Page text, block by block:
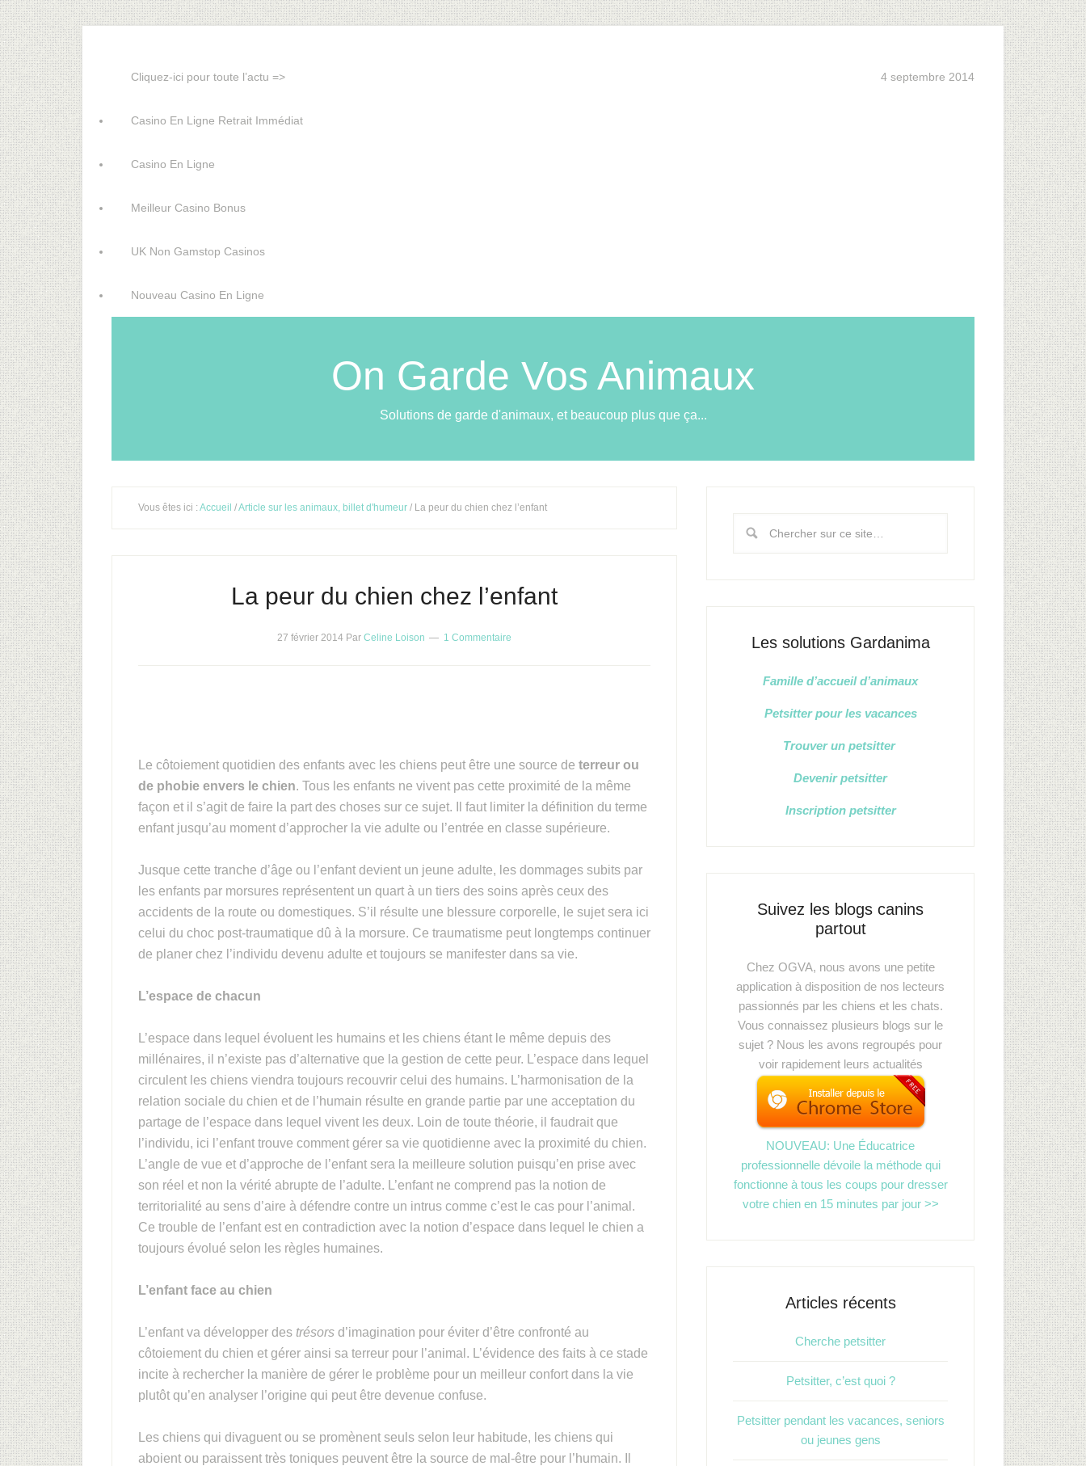
Cliquez-ici pour toute l’actu => 4 septembre 2014
Casino En Ligne Retrait Immédiat
Casino En Ligne
Meilleur Casino Bonus
UK Non Gamstop Casinos
Nouveau Casino En Ligne
On Garde Vos Animaux
Solutions de garde d'animaux, et beaucoup plus que ça...
Vous êtes ici : Accueil /Article sur les animaux, billet d'humeur / La peur du chien chez l’enfant
La peur du chien chez l’enfant
27 février 2014 Par Celine Loison 1 Commentaire
Le côtoiement quotidien des enfants avec les chiens peut être une source de terreur ou
de phobie envers le chien. Tous les enfants ne vivent pas cette proximité de la même
façon et il s’agit de faire la part des choses sur ce sujet. Il faut limiter la définition du terme
enfant jusqu’au moment d’approcher la vie adulte ou l’entrée en classe supérieure.
Jusque cette tranche d’âge ou l’enfant devient un jeune adulte, les dommages subits par
les enfants par morsures représentent un quart à un tiers des soins après ceux des
accidents de la route ou domestiques. S’il résulte une blessure corporelle, le sujet sera ici
celui du choc post-traumatique dû à la morsure. Ce traumatisme peut longtemps continuer
de planer chez l’individu devenu adulte et toujours se manifester dans sa vie.
L’espace de chacun
L’espace dans lequel évoluent les humains et les chiens étant le même depuis des
millénaires, il n’existe pas d’alternative que la gestion de cette peur. L’espace dans lequel
circulent les chiens viendra toujours recouvrir celui des humains. L’harmonisation de la
relation sociale du chien et de l’humain résulte en grande partie par une acceptation du
partage de l’espace dans lequel vivent les deux. Loin de toute théorie, il faudrait que
l’individu, ici l’enfant trouve comment gérer sa vie quotidienne avec la proximité du chien.
L’angle de vue et d’approche de l’enfant sera la meilleure solution puisqu’en prise avec
son réel et non la vérité abrupte de l’adulte. L’enfant ne comprend pas la notion de
territorialité au sens d’aire à défendre contre un intrus comme c’est le cas pour l’animal.
Ce trouble de l’enfant est en contradiction avec la notion d’espace dans lequel le chien a
toujours évolué selon les règles humaines.
L’enfant face au chien
L’enfant va développer des trésors d’imagination pour éviter d’être confronté au
côtoiement du chien et gérer ainsi sa terreur pour l’animal. L’évidence des faits à ce stade
incite à rechercher la manière de gérer le problème pour un meilleur confort dans la vie
plutôt qu’en analyser l’origine qui peut être devenue confuse.
Les chiens qui divaguent ou se promènent seuls selon leur habitude, les chiens qui
aboient ou paraissent très toniques peuvent être la source de mal-être pour l’humain. Il
Les solutions Gardanima
Famille d’accueil d’animaux
Petsitter pour les vacances
Trouver un petsitter
Devenir petsitter
Inscription petsitter
Suivez les blogs canins
partout
Chez OGVA, nous avons une petite
application à disposition de nos lecteurs
passionnés par les chiens et les chats.
Vous connaissez plusieurs blogs sur le
sujet ? Nous les avons regroupés pour
voir rapidement leurs actualités
NOUVEAU: Une Éducatrice
professionnelle dévoile la méthode qui
fonctionne à tous les coups pour dresser
votre chien en 15 minutes par jour >>
Articles récents
Cherche petsitter
Petsitter, c’est quoi ?
Petsitter pendant les vacances, seniors
ou jeunes gens